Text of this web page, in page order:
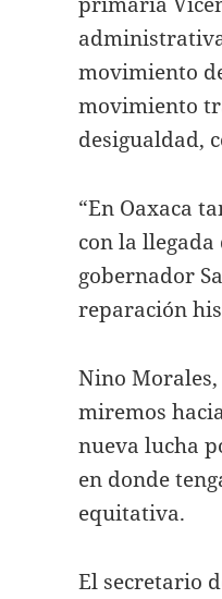
movimiento
movimiento
desigualdad,
“En Oaxaca
con la
gobernador
reparación
Nino
miremos
nueva lucha
en donde
equitativa.
El secretario